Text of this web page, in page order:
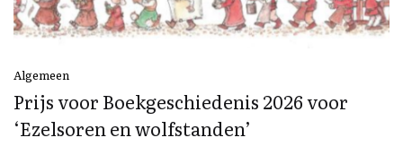
Algemeen
Prijs voor Boekgeschiedenis 2026 voor
‘Ezelsoren en wolfstanden’